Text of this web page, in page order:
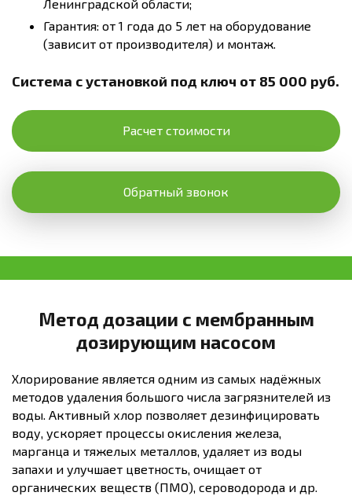
Ленинградской области;
Гарантия: от 1 года до 5 лет на оборудование
(зависит от производителя) и монтаж.
Система с установкой под ключ от 85 000 руб.
Расчет стоимости
Обратный звонок
Метод дозации с мембранным
дозирующим насосом
Хлорирование является одним из самых надёжных
методов удаления большого числа загрязнителей из
воды. Активный хлор позволяет дезинфицировать
воду, ускоряет процессы окисления железа,
марганца и тяжелых металлов, удаляет из воды
запахи и улучшает цветность, очищает от
органических веществ (ПМО), сероводорода и др.